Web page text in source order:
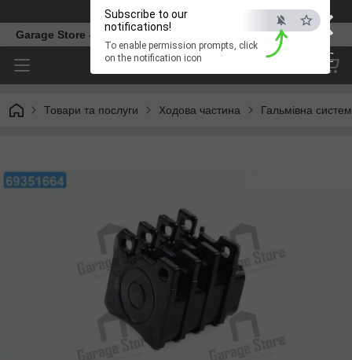
×
ESC
Subscribe to our
notifications!
To enable permission prompts, click
on the notification icon
Телефон
Garage Store – інтернет магазин автозапчастин.
Товари та послуги Ходова частина Гальмівна